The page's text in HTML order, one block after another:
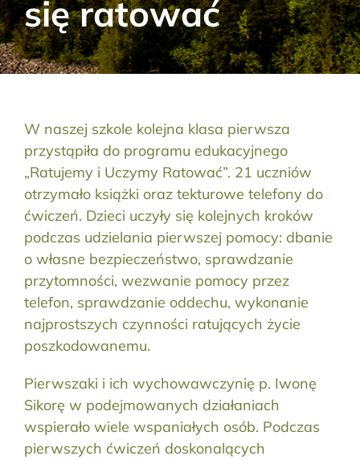
Aktualności
Kontakt
Szukaj:
się ratować
W naszej szkole kolejna klasa pierwsza
przystąpiła do programu edukacyjnego
„Ratujemy i Uczymy Ratować”. 21 uczniów
otrzymało książki oraz tekturowe telefony do
ćwiczeń. Dzieci uczyły się kolejnych kroków
podczas udzielania pierwszej pomocy: dbanie
o własne bezpieczeństwo, sprawdzanie
przytomności, wezwanie pomocy przez
telefon, sprawdzanie oddechu, wykonanie
najprostszych czynności ratujących życie
poszkodowanemu.
Pierwszaki i ich wychowawczynię p. Iwonę
Sikorę w podejmowanych działaniach
wspierało wiele wspaniałych osób. Podczas
pierwszych ćwiczeń doskonalących